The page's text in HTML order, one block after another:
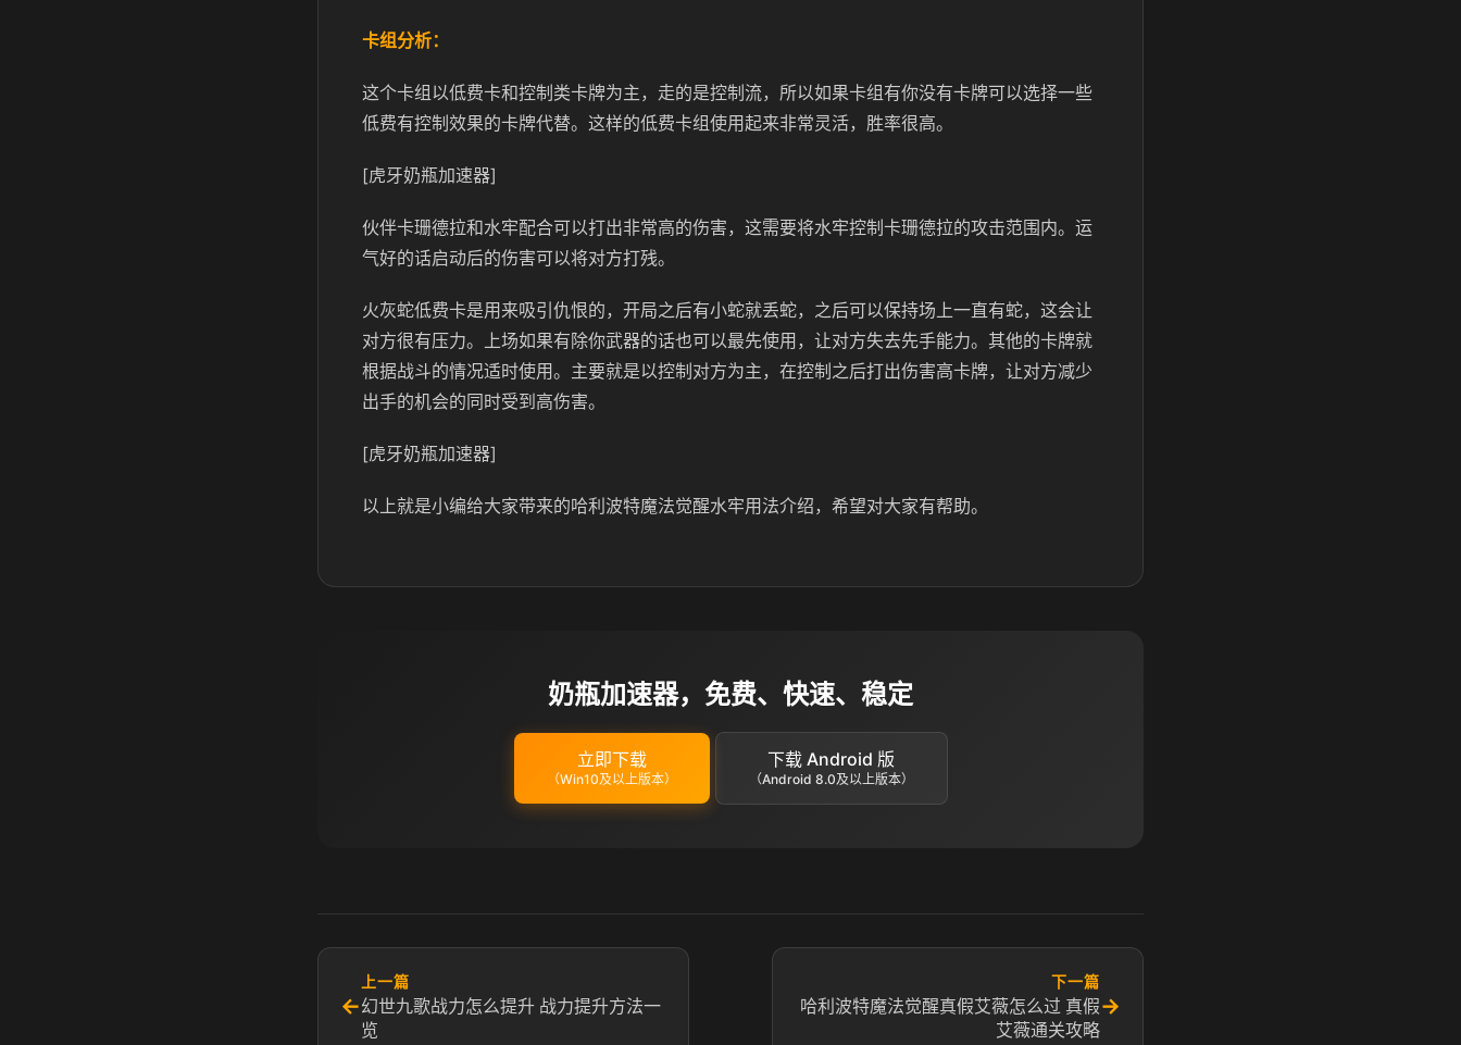
卡组分析：
这个卡组以低费卡和控制类卡牌为主，走的是控制流，所以如果卡组有你没有卡牌可以选择一些
低费有控制效果的卡牌代替。这样的低费卡组使用起来非常灵活，胜率很高。
[虎牙奶瓶加速器]
伙伴卡珊德拉和水牢配合可以打出非常高的伤害，这需要将水牢控制卡珊德拉的攻击范围内。运
气好的话启动后的伤害可以将对方打残。
火灰蛇低费卡是用来吸引仇恨的，开局之后有小蛇就丢蛇，之后可以保持场上一直有蛇，这会让
对方很有压力。上场如果有除你武器的话也可以最先使用，让对方失去先手能力。其他的卡牌就
根据战斗的情况适时使用。主要就是以控制对方为主，在控制之后打出伤害高卡牌，让对方减少
出手的机会的同时受到高伤害。
[虎牙奶瓶加速器]
以上就是小编给大家带来的哈利波特魔法觉醒水牢用法介绍，希望对大家有帮助。
奶瓶加速器，免费、快速、稳定
立即下载
（Win10及以上版本）
下载 Android 版
（Android 8.0及以上版本）
←
上一篇
幻世九歌战力怎么提升 战力提升方法一
览
下一篇
哈利波特魔法觉醒真假艾薇怎么过 真假
艾薇通关攻略
→